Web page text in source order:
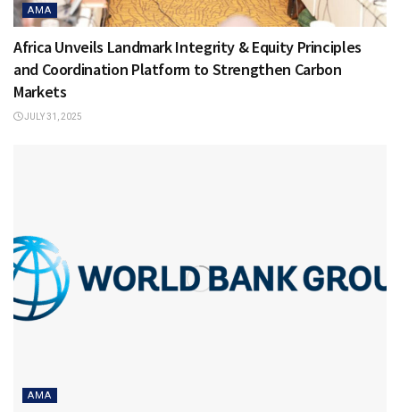
AMA
Africa Unveils Landmark Integrity & Equity Principles
and Coordination Platform to Strengthen Carbon
Markets
JULY 31, 2025
AMA